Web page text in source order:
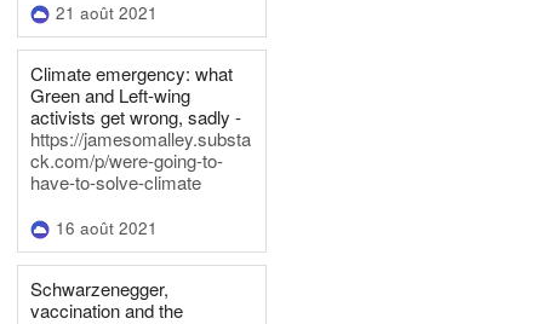
21 août 2021
Climate emergency: what
Green and Left-wing
activists get wrong, sadly -
https://jamesomalley.substa
ck.com/p/were-going-to-
have-to-solve-climate
16 août 2021
Schwarzenegger,
vaccination and the